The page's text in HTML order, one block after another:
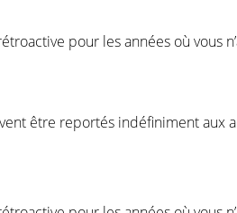
pour les années où vous
être reportés indéfiniment aux